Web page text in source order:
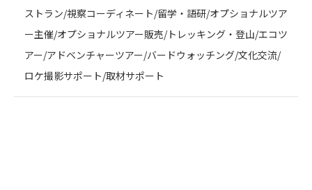
ストラン/視察コーディネート/留学・語研/オプショナルツア
ー主催/オプショナルツアー販売/トレッキング・登山/エコツ
アー/アドベンチャーツアー/バードウォッチング/文化交流/
ロケ撮影サポート/取材サポート